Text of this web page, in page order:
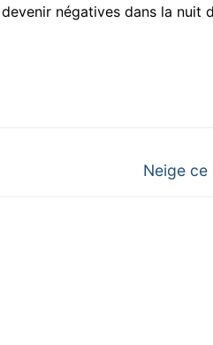
négatives dans la nuit
Next
Neige ce